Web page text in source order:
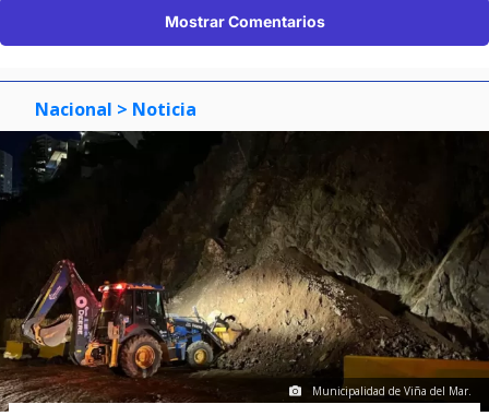
Mostrar Comentarios
Nacional > Noticia
Municipalidad de Viña del Mar.